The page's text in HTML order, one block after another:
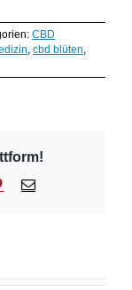
CBD
, cbd blüten,
Pinterest
E-